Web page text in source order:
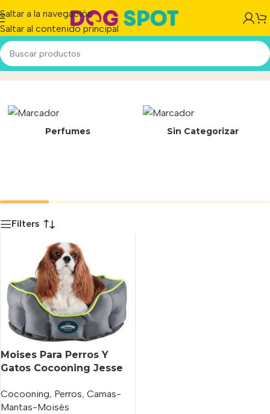
Saltar a la navegación
Saltar al contenido principal
JesseInicio/Producto
Perfumes Sin Categorizar
Filters
Moises Para Perros Y
Gatos Cocooning Jesse
Cocooning, Perros, Camas-
Mantas-Moisés